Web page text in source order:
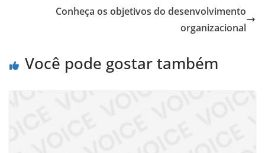
Conheça os objetivos do desenvolvimento
organizacional
Você pode gostar também